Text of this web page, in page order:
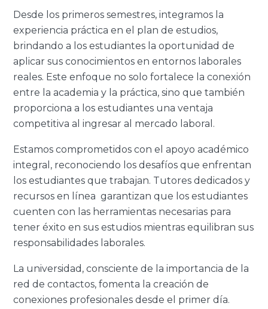
Desde los primeros semestres, integramos la
experiencia práctica en el plan de estudios,
brindando a los estudiantes la oportunidad de
aplicar sus conocimientos en entornos laborales
reales. Este enfoque no solo fortalece la conexión
entre la academia y la práctica, sino que también
proporciona a los estudiantes una ventaja
competitiva al ingresar al mercado laboral.
Estamos comprometidos con el apoyo académico
integral, reconociendo los desafíos que enfrentan
los estudiantes que trabajan. Tutores dedicados y
recursos en línea garantizan que los estudiantes
cuenten con las herramientas necesarias para
tener éxito en sus estudios mientras equilibran sus
responsabilidades laborales.
La universidad, consciente de la importancia de la
red de contactos, fomenta la creación de
conexiones profesionales desde el primer día.